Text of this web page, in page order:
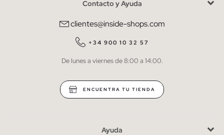
He leído y entiendo lapolítica de privacidad
QUIERO SUSCRIBIRME
* Puedes cancelar la suscripción en cualquier momento.
Contacto y Ayuda
clientes@inside-shops.com
+34 900 10 32 57
De lunes a viernes de 8:00 a 14:00.
ENCUENTRA TU TIENDA
Ayuda